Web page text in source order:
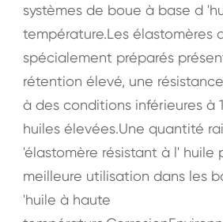
systèmes de boue à base d
température.Les élastomères
spécialement préparés
rétention élevé, une
à des conditions inférieures à
huiles élevées.Une quantité
'élastomère résistant à l' huile
meilleure utilisation dans les
'huile à haute